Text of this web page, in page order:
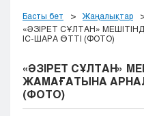
Актобе
Атырау
Жезказган
Кокшетау
Костанай
Кызылорда
Басты бет
Жаңалықтар
«ӘЗІРЕТ СҰЛТАН»
ІС-ШАРА ӨТТІ (ФОТО)
«ӘЗІРЕТ СҰЛТАН»
ЖАМАҒАТЫНА
(ФОТО)